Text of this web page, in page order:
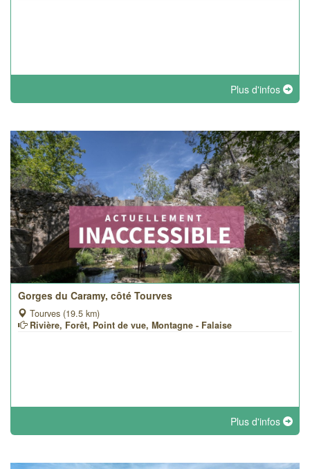
Plus d'infos
Gorges du Caramy, côté Tourves
Tourves (19.5 km)
Rivière, Forêt, Point de vue, Montagne - Falaise
Plus d'infos